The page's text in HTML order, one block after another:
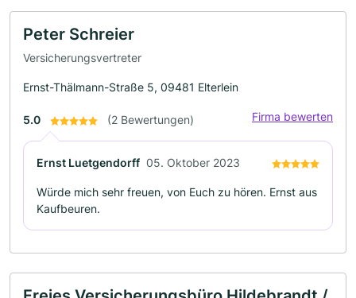
Peter Schreier
Versicherungsvertreter
Ernst-Thälmann-Straße 5, 09481 Elterlein
5.0 (2 Bewertungen) Firma bewerten
Ernst Luetgendorff 05. Oktober 2023
Würde mich sehr freuen, von Euch zu hören. Ernst aus
Kaufbeuren.